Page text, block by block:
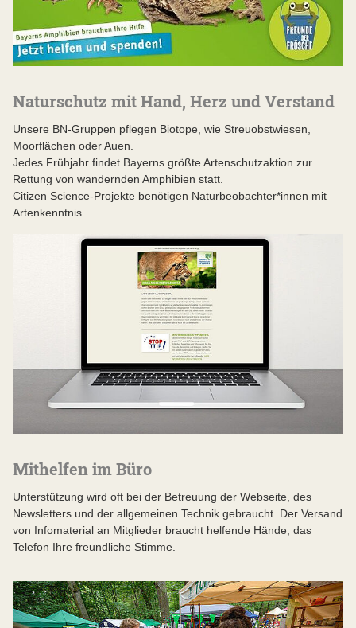
Naturschutz mit Hand, Herz und Verstand
Unsere BN-Gruppen pflegen Biotope, wie Streuobstwiesen,
Moorflächen oder Auen.
Jedes Frühjahr findet Bayerns größte Artenschutzaktion zur
Rettung von wandernden Amphibien statt.
Citizen Science-Projekte benötigen Naturbeobachter*innen mit
Artenkenntnis.
Mithelfen im Büro
Unterstützung wird oft bei der Betreuung der Webseite, des
Newsletters und der allgemeinen Technik gebraucht. Der Versand
von Infomaterial an Mitglieder braucht helfende Hände, das
Telefon Ihre freundliche Stimme.